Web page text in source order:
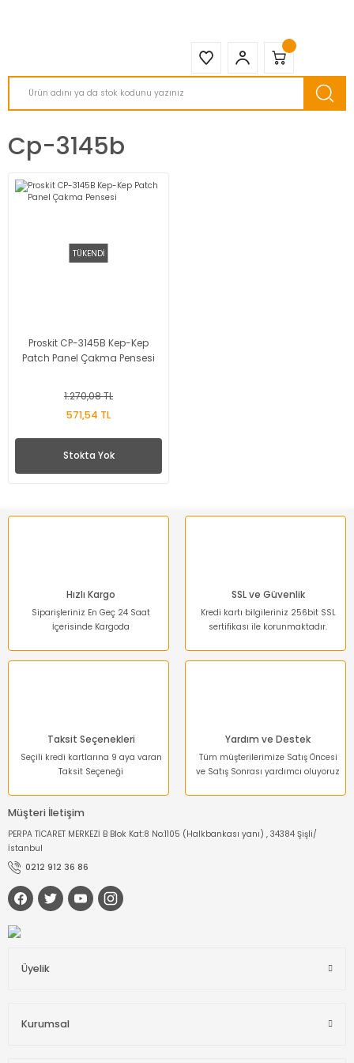
Cp-3145b
TÜKENDİ
Proskit CP-3145B Kep-Kep
Patch Panel Çakma Pensesi
1.270,08 TL
571,54 TL
Stokta Yok
Hızlı Kargo
Siparişleriniz En Geç 24 Saat
İçerisinde Kargoda
SSL ve Güvenlik
Kredi kartı bilgileriniz 256bit SSL
sertifikası ile korunmaktadır.
Taksit Seçenekleri
Seçili kredi kartlarına 9 aya varan
Taksit Seçeneği
Yardım ve Destek
Tüm müşterilerimize Satış Öncesi
ve Satış Sonrası yardımcı oluyoruz
Müşteri İletişim
PERPA TİCARET MERKEZİ B Blok Kat:8 No:1105 (Halkbankası yanı) , 34384 Şişli/
İstanbul
0212 912 36 86
Üyelik
Kurumsal